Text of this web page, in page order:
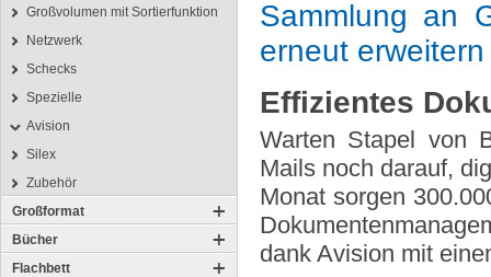
Großvolumen mit Sortierfunktion
Netzwerk
Schecks
Spezielle
Avision
Silex
Zubehör
Großformat
Bücher
Flachbett
Sammlung an
erneut
Effizientes
Warten Stapel von
Mails noch darauf,
Monat sorgen
dank Avision mit